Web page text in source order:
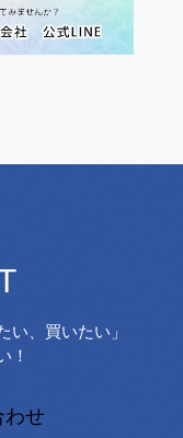
い、買いたい」
！
わせ